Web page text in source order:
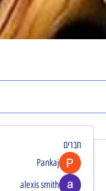
חברים
Pankaj
alexis smith